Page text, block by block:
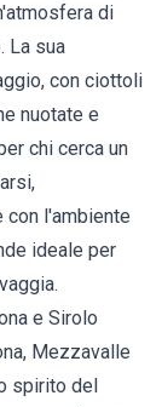
di
La sua
con ciottoli
nuotate e
chi cerca un
l'ambiente
ideale per
e Sirolo
Mezzavalle
spirito del